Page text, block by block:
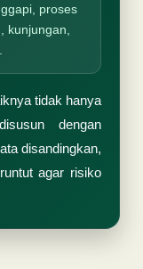
proses
kunjungan,
tidak hanya
dengan
disandingkan,
agar risiko